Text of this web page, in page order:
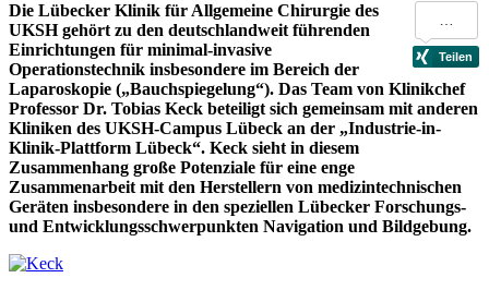
Die Lübecker Klinik für Allgemeine Chirurgie des
UKSH gehört zu den deutschlandweit führenden
Einrichtungen für minimal-invasive
Operationstechnik insbesondere im Bereich der
Laparoskopie („Bauchspiegelung“). Das Team von Klinikchef
Professor Dr. Tobias Keck beteiligt sich gemeinsam mit anderen
Kliniken des UKSH-Campus Lübeck an der „Industrie-in-
Klinik-Plattform Lübeck“. Keck sieht in diesem
Zusammenhang große Potenziale für eine enge
Zusammenarbeit mit den Herstellern von medizintechnischen
Geräten insbesondere in den speziellen Lübecker Forschungs-
und Entwicklungsschwerpunkten Navigation und Bildgebung.